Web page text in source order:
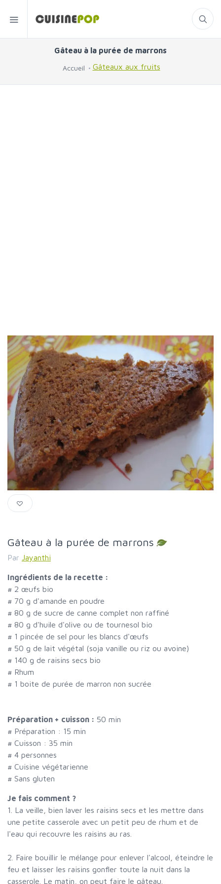
Gâteau à la purée de marrons
Accueil Gâteaux aux fruits
Gâteau à la purée de marrons
Par Jayanthi
Ingrédients de la recette :
# 2 œufs bio
# 70 g d'amande en poudre
# 80 g de sucre de canne complet non raffiné
# 80 g d'huile d'olive ou de tournesol bio
# 1 pincée de sel pour les blancs d'œufs
# 50 g de lait végétal (soja vanille ou riz ou avoine)
# 140 g de raisins secs bio
# Rhum
# 1 boite de purée de marron non sucrée
Préparation + cuisson : 50 min
# Préparation : 15 min
# Cuisson : 35 min
# 4 personnes
# Cuisine végétarienne
# Sans gluten
Je fais comment ?
1. La veille, bien laver les raisins secs et les mettre dans
une petite casserole avec un petit peu de rhum et de
l'eau qui recouvre les raisins au ras.
2. Faire bouillir le mélange pour enlever l'alcool, éteindre le
feu et laisser les raisins gonfler toute la nuit dans la
casserole. Le matin, on peut faire le gâteau.